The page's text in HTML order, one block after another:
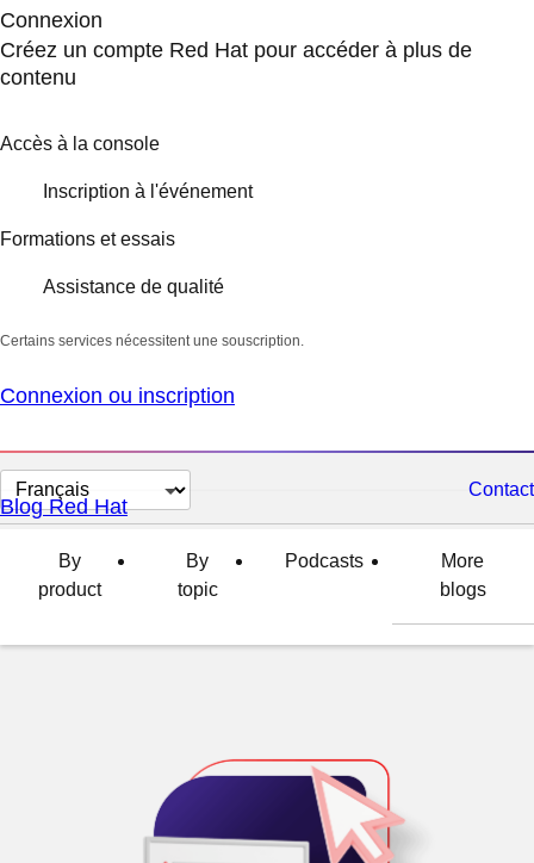
Connexion
Créez un compte Red Hat pour accéder à plus de
contenu
Accès à la console
Inscription à l'événement
Formations et essais
Assistance de qualité
Certains services nécessitent une souscription.
Connexion ou inscription
Changer
la
langue
Contact
Blog Red Hat
By
product
By
topic
Podcasts
More
blogs